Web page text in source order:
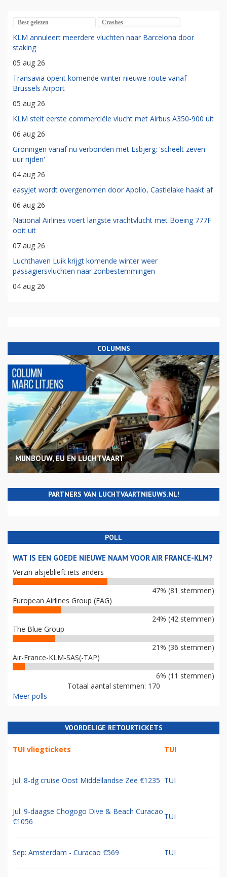
Best gelezen Crashes
KLM annuleert meerdere vluchten naar Barcelona door
staking
05 aug 26
Transavia opent komende winter nieuwe route vanaf
Brussels Airport
05 aug 26
KLM stelt eerste commerciële vlucht met Airbus A350-900 uit
06 aug 26
Groningen vanaf nu verbonden met Esbjerg: 'scheelt zeven
uur rijden'
04 aug 26
easyJet wordt overgenomen door Apollo, Castlelake haakt af
06 aug 26
National Airlines voert langste vrachtvlucht met Boeing 777F
ooit uit
07 aug 26
Luchthaven Luik krijgt komende winter weer
passagiersvluchten naar zonbestemmingen
04 aug 26
COLUMNS
MIJNBOUW, EU EN LUCHTVAART
PARTNERS VAN LUCHTVAARTNIEUWS.NL!
POLL
WAT IS EEN GOEDE NIEUWE NAAM VOOR AIR FRANCE-KLM?
Verzin alsjeblieft iets anders
47% (81 stemmen)
European Airlines Group (EAG)
24% (42 stemmen)
The Blue Group
21% (36 stemmen)
Air-France-KLM-SAS(-TAP)
6% (11 stemmen)
Totaal aantal stemmen: 170
Meer polls
VOORDELIGE RETOURTICKETS
TUI vliegtickets TUI
Jul: 8-dg cruise Oost Middellandse Zee €1235 TUI
Jul: 9-daagse Chogogo Dive & Beach Curacao
€1056
TUI
Sep: Amsterdam - Curacao €569 TUI